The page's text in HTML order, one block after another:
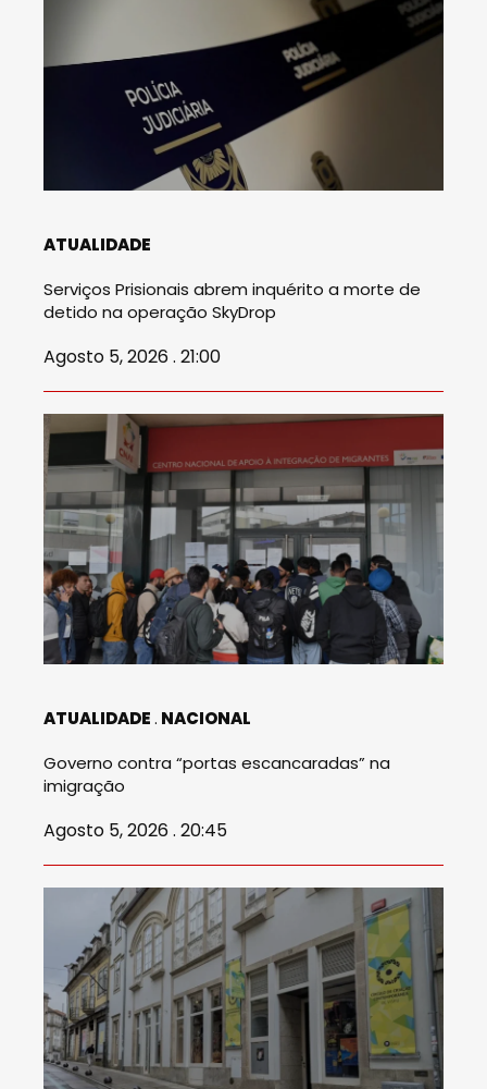
ATUALIDADE
Serviços Prisionais abrem inquérito a morte de
detido na operação SkyDrop
Agosto 5, 2026 . 21:00
ATUALIDADE NACIONAL
Governo contra “portas escancaradas” na
imigração
Agosto 5, 2026 . 20:45